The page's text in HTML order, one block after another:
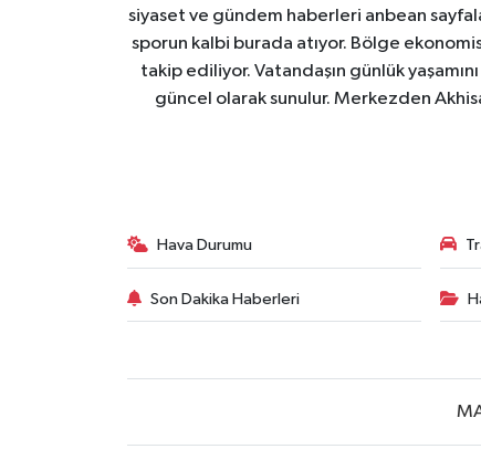
siyaset ve gündem haberleri anbean
sporun kalbi burada atıyor. Bölge
takip ediliyor. Vatandaşın günlük
güncel olarak sunulur. Merkezden
Hava Durumu
Son Dakika Haberleri